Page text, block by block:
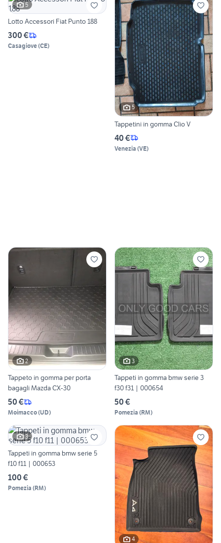
5
Lotto Accessori Fiat Punto 188
300 €
Casagiove(CE)
5
Tappetini in gomma Clio V
40 €
Venezia (VE)
2
Tappeto in gomma per porta
bagagli Mazda CX-30
50 €
Moimacco(UD)
3
Tappeti in gomma bmw serie 3
f30 f31 | 000654
50 €
Pomezia (RM)
3
Tappeti in gomma bmw serie 5
f10 f11 | 000653
100 €
Pomezia (RM)
4